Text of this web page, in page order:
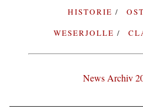
HISTORIE
WESERJOLLE
News Archiv